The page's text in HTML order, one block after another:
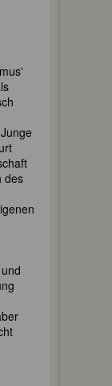
des